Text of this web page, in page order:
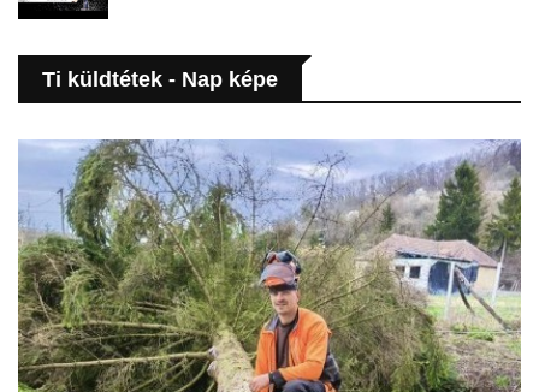
Ti küldtétek - Nap képe